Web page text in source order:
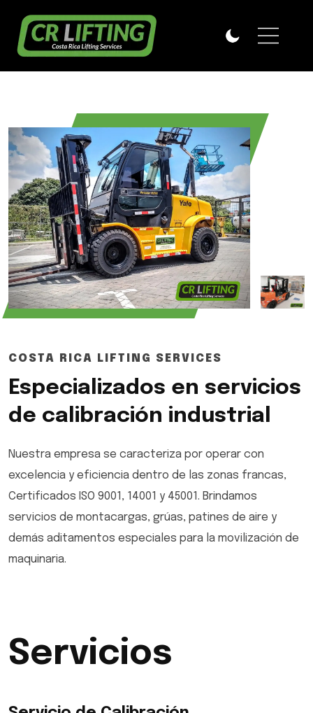
COSTA RICA LIFTING SERVICES
Especializados en servicios
de calibración industrial
Nuestra empresa se caracteriza por operar con
excelencia y eficiencia dentro de las zonas francas,
Certificados ISO 9001, 14001 y 45001. Brindamos
servicios de montacargas, grúas, patines de aire y
demás aditamentos especiales para la movilización de
maquinaria.
Servicios